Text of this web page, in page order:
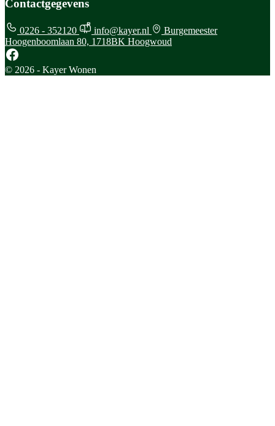
Contactgegevens
0226 - 352120 info@kayer.nl
Burgemeester
Hoogenboomlaan 80, 1718BK Hoogwoud
© 2026 - Kayer Wonen